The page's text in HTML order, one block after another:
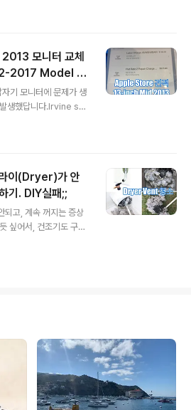
걸려있어서, 당장 T-
. 현재 법적으로 Unloc
니 안심하십시오. 해결
통신사(Carrier)인 A
으면, 본인이 직접 와서
모니터 교체
2017 Model (A
기 모니터에 문제가 생
생했답니다.Irvine sp
니다.스토어 견적을
S은 예약 후, 방문하는
니터로 연결해서 사용
크린을 부품만 eBay
국에 살다보면, 많은 부
부분에서 DIY하는 삶
자동차 수..
이(Dryer)가 안
하기. DIY실패;;
되고, 계속 꺼지는 증상
싶어서, 건조기도 구매
동중에 에러 메시지가
가 나가는 Duct를 청소
다. 세탁 건조기가 작동
같은 경우 2개기 Drye
에서도 그렇게 이야기
법을 시도해 보기로 했